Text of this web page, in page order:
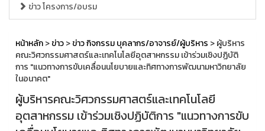
ข่าว โครงการ/อบรม
หน้าหลัก>ข่าว>ข่าว กิจกรรม บุคลากร/อาจารย์/ผู้บริหาร > ผู้บริหาร
คณะวิศวกรรมศาสตร์และเทคโนโลยีอุตสาหกรรม เข้าร่วมเชิงปฏิบัติ
การ "แนวทางการขับเคลื่อนนโยบายและทิศทางการพัฒนามหาวิทยาลัย
ในอนาคต"
ผู้บริหารคณะวิศวกรรมศาสตร์และเทคโนโลยี
อุตสาหกรรม เข้าร่วมเชิงปฏิบัติการ "แนวทางการขับ